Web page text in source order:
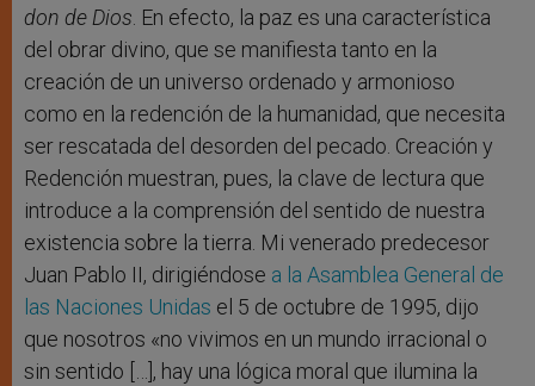
don de Dios. En efecto, la paz es una característica
del obrar divino, que se manifiesta tanto en la
creación de un universo ordenado y armonioso
como en la redención de la humanidad, que necesita
ser rescatada del desorden del pecado. Creación y
Redención muestran, pues, la clave de lectura que
introduce a la comprensión del sentido de nuestra
existencia sobre la tierra. Mi venerado predecesor
Juan Pablo II, dirigiéndose a la Asamblea General de
las Naciones Unidas el 5 de octubre de 1995, dijo
que nosotros «no vivimos en un mundo irracional o
sin sentido […], hay una lógica moral que ilumina la